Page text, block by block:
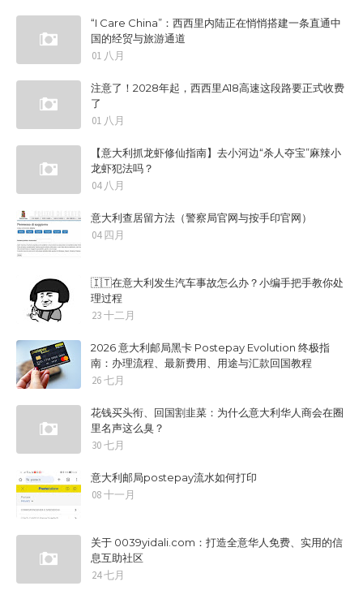
“I Care China”：西西里内陆正在悄悄搭建一条直通中
国的经贸与旅游通道
01 八月
注意了！2028年起，西西里A18高速这段路要正式收费
了
01 八月
【意大利抓龙虾修仙指南】去小河边“杀人夺宝”麻辣小
龙虾犯法吗？
04 八月
意大利查居留方法（警察局官网与按手印官网）
04 四月
🇮🇹在意大利发生汽车事故怎么办？小编手把手教你处
理过程
23 十二月
2026 意大利邮局黑卡 Postepay Evolution 终极指
南：办理流程、最新费用、用途与汇款回国教程
26 七月
花钱买头衔、回国割韭菜：为什么意大利华人商会在圈
里名声这么臭？
30 七月
意大利邮局postepay流水如何打印
08 十一月
关于 0039yidali.com：打造全意华人免费、实用的信
息互助社区
24 七月